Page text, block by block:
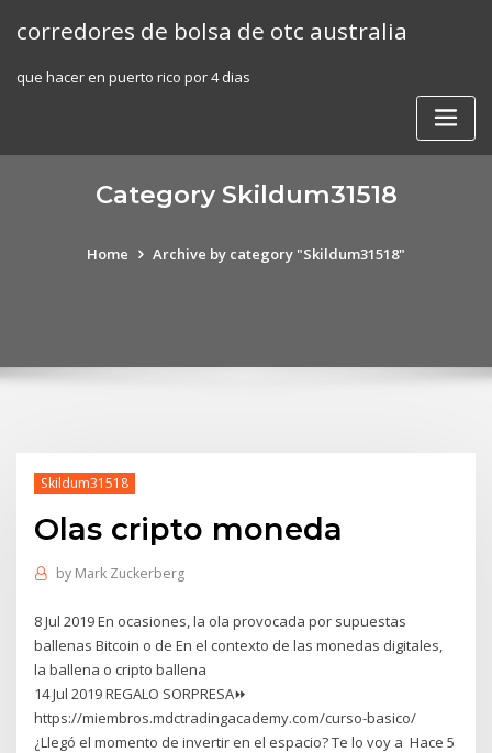
corredores de bolsa de otc australia
que hacer en puerto rico por 4 dias
Category Skildum31518
Home Archive by category "Skildum31518"
Skildum31518
Olas cripto moneda
by Mark Zuckerberg
8 Jul 2019 En ocasiones, la ola provocada por supuestas
ballenas Bitcoin o de En el contexto de las monedas digitales,
la ballena o cripto ballena
14 Jul 2019 REGALO SORPRESA⏩
https://miembros.mdctradingacademy.com/curso-basico/
¿Llegó el momento de invertir en el espacio? Te lo voy a Hace 5